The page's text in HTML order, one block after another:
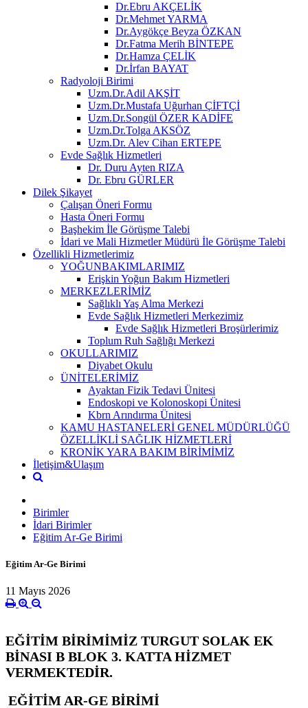
Dr.Ebru AKÇELİK
Dr.Mehmet YARMA
Dr.Aygökçe Beyza ÖZKAN
Dr.Fatma Merih BİNTEPE
Dr.Hamza ÇELİK
Dr.İrfan BAYAT
Radyoloji Birimi
Uzm.Dr.Adil AKŞİT
Uzm.Dr.Mustafa Uğurhan ÇİFTÇİ
Uzm.Dr.Songül ÖZER KADİFE
Uzm.Dr.Tolga AKSÖZ
Uzm.Dr. Alev Cihan ERTEPE
Evde Sağlık Hizmetleri
Dr. Duru Ayten RIZA
Dr. Ebru GÜRLER
Dilek Şikayet
Çalışan Öneri Formu
Hasta Öneri Formu
Başhekim İle Görüşme Talebi
İdari ve Mali Hizmetler Müdürü İle Görüşme Talebi
Özellikli Hizmetlerimiz
YOĞUNBAKIMLARIMIZ
Erişkin Yoğun Bakım Hizmetleri
MERKEZLERİMİZ
Sağlıklı Yaş Alma Merkezi
Evde Sağlık Hizmetleri Merkezimiz
Evde Sağlık Hizmetleri Broşürlerimiz
Toplum Ruh Sağlığı Merkezi
OKULLARIMIZ
Diyabet Okulu
ÜNİTELERİMİZ
Ayaktan Fizik Tedavi Ünitesi
Endoskopi ve Kolonoskopi Ünitesi
Kbrn Arındırma Ünitesi
KAMU HASTANELERİ GENEL MÜDÜRLÜĞÜ
ÖZELLİKLİ SAĞLIK HİZMETLERİ
KRONİK YARA BAKIM BİRİMİMİZ
İletişim&Ulaşım
Birimler
İdari Birimler
Eğitim Ar-Ge Birimi
Eğitim Ar-Ge Birimi
11 Mayıs 2026
EĞİTİM BİRİMİMİZ TURGUT SOLAK EK
BİNASI B BLOK 3. KATTA HİZMET
VERMEKTEDİR.
EĞİTİM AR-GE BİRİMİ